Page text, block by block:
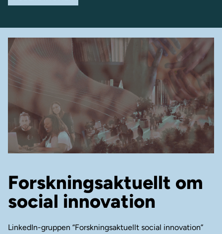
Forskningsaktuellt om
social innovation
LinkedIn-gruppen “Forskningsaktuellt social innovation”